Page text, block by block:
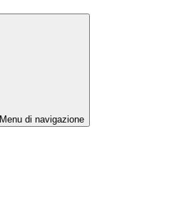
Menu di navigazione